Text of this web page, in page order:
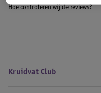
Hoe controleren wij de reviews?
Kruidvat Club